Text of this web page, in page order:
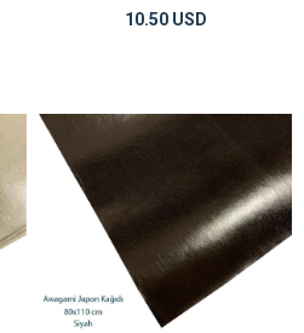
Nature Corn
10.50 USD